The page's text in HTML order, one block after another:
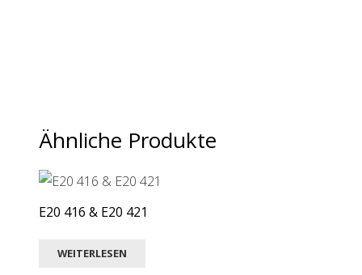
Ähnliche Produkte
E20 416 & E20 421
WEITERLESEN